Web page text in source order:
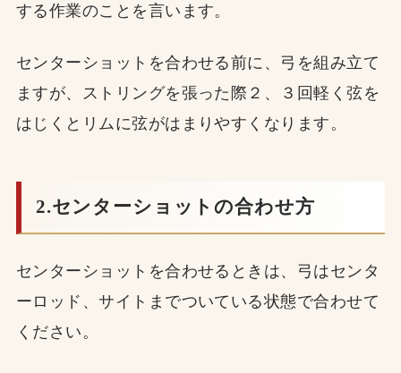
する作業のことを言います。
センターショットを合わせる前に、弓を組み立て
ますが、ストリングを張った際２、３回軽く弦を
はじくとリムに弦がはまりやすくなります。
2.センターショットの合わせ方
センターショットを合わせるときは、弓はセンタ
ーロッド、サイトまでついている状態で合わせて
ください。